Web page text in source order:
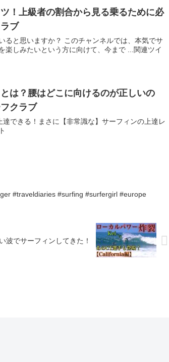
！上級者の割合から見る乗るために必
ブ
ると思いますか？ このチャンネルでは、本気でサ
楽しみたいという方に向けて、今まで ...関連ツイ
は？腰はどこに向けるのが正しいの
クラブ
できる！まさに【非常識な】サーフィンの上達レ
#traveldiaries #surfing #surfergirl #europe
波でサーフィンしてきた！